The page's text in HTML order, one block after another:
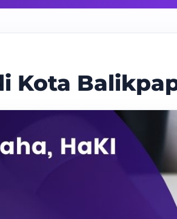
Kota